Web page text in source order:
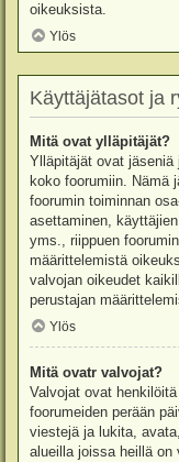
oikeuksista.
Ylös
Käyttäjätasot ja
Mitä ovat ylläpitäjät?
Ylläpitäjät ovat jäseniä
koko foorumiin. Nämä
foorumin toiminnan
asettaminen,
yms., riippuen
määrittelemistä
valvojan oikeudet
perustajan
Ylös
Mitä ovatr valvojat?
Valvojat ovat
foorumeiden perään
viestejä ja lukita,
alueilla joissa heillä